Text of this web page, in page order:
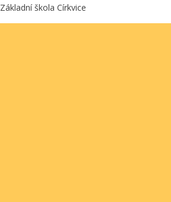
Základní škola Církvice